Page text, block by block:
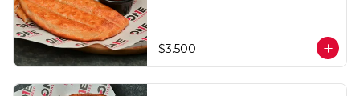
$3.500